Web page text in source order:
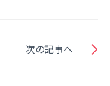
次の記事へ